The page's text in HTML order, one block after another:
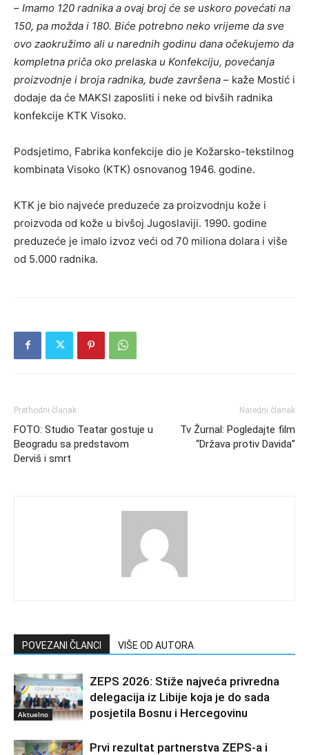
– Imamo 120 radnika a ovaj broj će se uskoro povećati na
150, pa možda i 180. Biće potrebno neko vrijeme da sve
ovo zaokružimo ali u narednih godinu dana očekujemo da
kompletna priča oko prelaska u Konfekciju, povećanja
proizvodnje i broja radnika, bude završena – kaže Mostić i
dodaje da će MAKSI zaposliti i neke od bivših radnika
konfekcije KTK Visoko.
Podsjetimo, Fabrika konfekcije dio je Kožarsko-tekstilnog
kombinata Visoko (KTK) osnovanog 1946. godine.
KTK je bio najveće preduzeće za proizvodnju kože i
proizvoda od kože u bivšoj Jugoslaviji. 1990. godine
preduzeće je imalo izvoz veći od 70 miliona dolara i više
od 5.000 radnika.
Prethodni članak
FOTO: Studio Teatar gostuje u
Beogradu sa predstavom
Derviš i smrt
Naredni članak
Tv Žurnal: Pogledajte film
“Država protiv Davida”
POVEZANI ČLANCI VIŠE OD AUTORA
Aktuelno
ZEPS 2026: Stiže najveća privredna
delegacija iz Libije koja je do sada
posjetila Bosnu i Hercegovinu
Prvi rezultat partnerstva ZEPS-a i